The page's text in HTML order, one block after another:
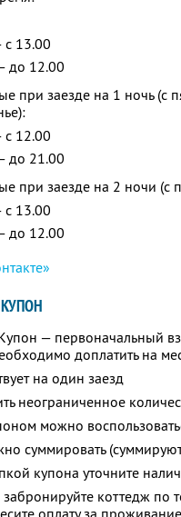
с 13.00
до 12.00
при заезде на 1 ночь (с
с 12.00
до 21.00
при заезде на 2 ночи (с
с 13.00
до 12.00
— первоначальный
доплатить на
на один заезд
неограниченное
можно
суммировать
купона уточните
забронируйте коттедж
оплату за проживание